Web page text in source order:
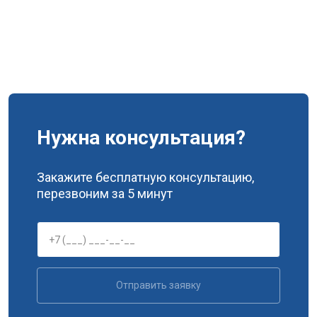
Нужна консультация?
Закажите бесплатную консультацию,
перезвоним за 5 минут
Отправить заявку